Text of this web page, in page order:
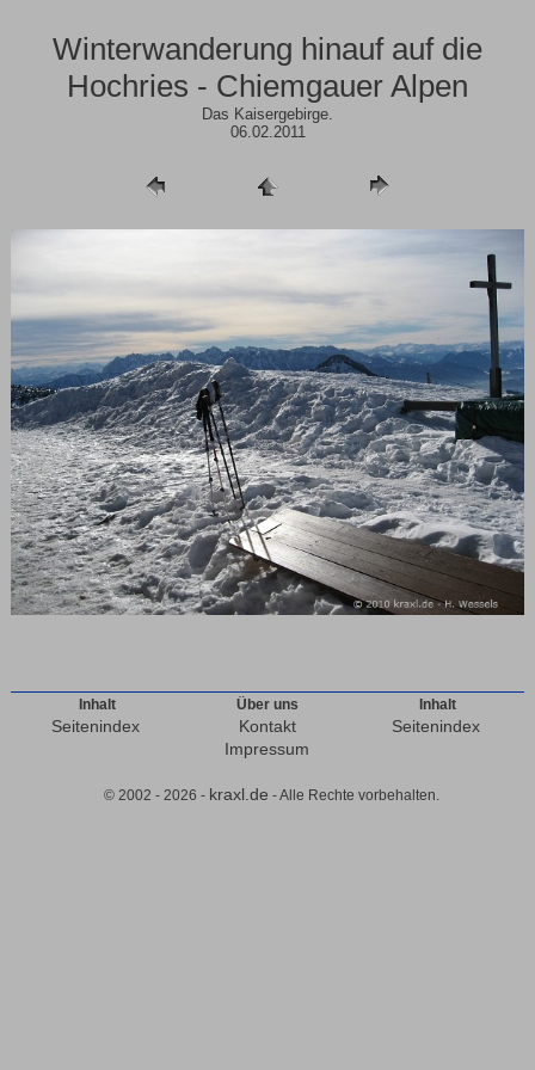
Winterwanderung hinauf auf die
Hochries - Chiemgauer Alpen
Das Kaisergebirge.
06.02.2011
Inhalt
Seitenindex
Über uns
Kontakt
Impressum
Inhalt
Seitenindex
© 2002 - 2026 - kraxl.de - Alle Rechte vorbehalten.